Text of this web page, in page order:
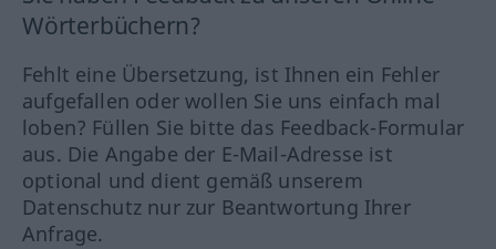
Wörterbüchern?
Fehlt eine Übersetzung, ist Ihnen ein Fehler
aufgefallen oder wollen Sie uns einfach mal
loben? Füllen Sie bitte das Feedback-Formular
aus. Die Angabe der E-Mail-Adresse ist
optional und dient gemäß unserem
Datenschutz nur zur Beantwortung Ihrer
Anfrage.